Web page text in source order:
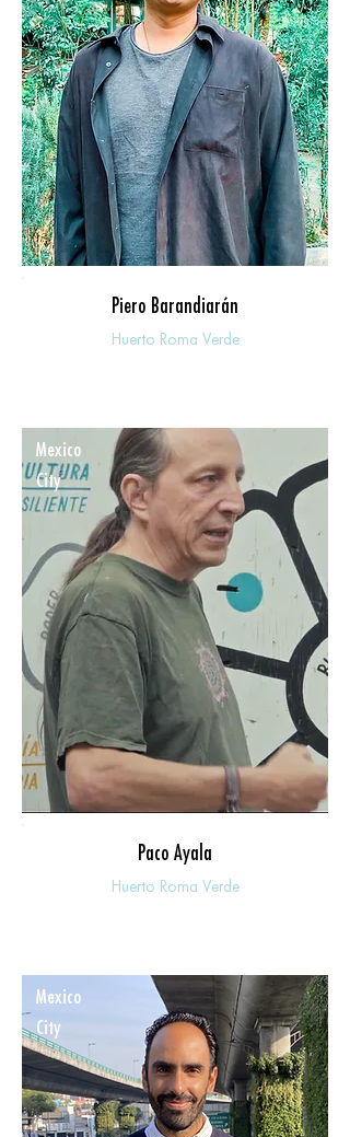
Piero Barandiarán
Huerto Roma Verde
Mexico
City
Paco Ayala
Huerto Roma Verde
Mexico
City